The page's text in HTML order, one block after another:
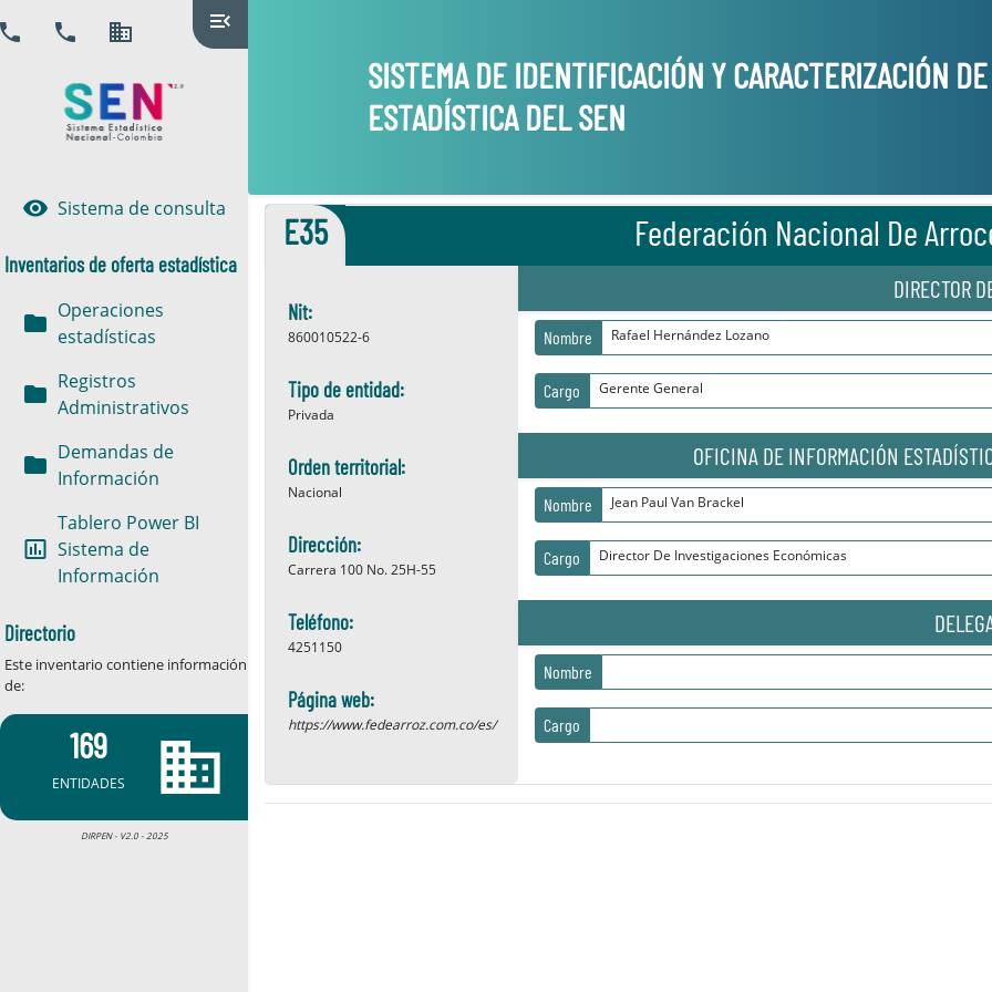
phone domain menu_open
visibility Sistema de consulta
Inventarios de oferta estadística
folder Operaciones
estadísticas
folder Registros
Administrativos
folder Demandas de
Información
insert_chart_outlined
Tablero Power BI
Sistema de
Información
Directorio
Este inventario contiene información
de:
169
ENTIDADES business
DIRPEN - V2.0 - 2025
SISTEMA DE IDENTIFICACIÓN Y CARACTERIZACIÓN
ESTADÍSTICA DEL SEN
E35 Federación Nacional De
Nit:
860010522-6
Tipo de entidad:
Privada
Orden territorial:
Nacional
Dirección:
Carrera 100 No. 25H-55
Teléfono:
4251150
Página web:
https://www.fedearroz.com.co/es/
DIRECTOR
Nombre Rafael Hernández Lozano
Cargo Gerente General
OFICINA DE INFORMACIÓN
Nombre Jean Paul Van Brackel
Cargo Director De Investigaciones Económicas
Nombre
Cargo